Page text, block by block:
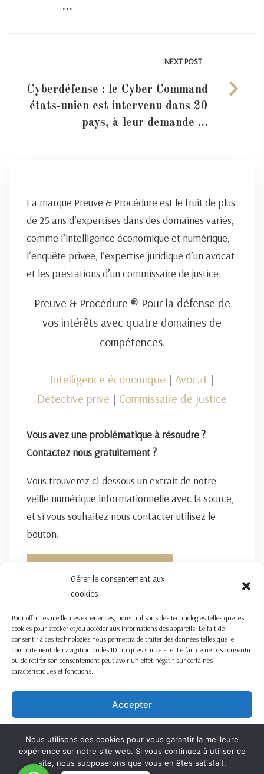
Gérer le consentement aux
cookies
Pour offrir les meilleures expériences, nous utilisons des technologies telles que les
cookies pour stocker et/ou accéder aux informations des appareils. Le fait de
consentir à ces technologies nous permettra de traiter des données telles que le
comportement de navigation ou les ID uniques sur ce site. Le fait de ne pas consentir
ou de retirer son consentement peut avoir un effet négatif sur certaines
caractéristiques et fonctions.
Accepter
Voir les préférences
…
NEXT POST
Cyberdéfense : le Cyber Command
états-unien est intervenu dans 20
pays, à leur demande …
La marque Preuve & Procédure est le fruit de plus
de 25 ans d’expertises dans des domaines variés,
comme l’intelligence économique et numérique,
l’enquête privée, l’expertise juridique d’un avocat
et les prestations d’un commissaire de justice.
Preuve & Procédure ® Pour la défense de
vos intérêts avec quatre domaines de
compétences.
Intelligence économique | Avocat |
Détective privé | Commissaire de justice
Vous avez une problématique à résoudre ?
Contactez nous gratuitement ?
Vous trouverez ci-dessous un extrait de notre
veille numérique informationnelle avec la source,
et si vous souhaitez nous contacter utilisez le
bouton.
Nous utilisons des cookies pour vous garantir la meilleure
expérience sur notre site web. Si vous continuez à utiliser ce
site, nous supposerons que vous en êtes satisfait.